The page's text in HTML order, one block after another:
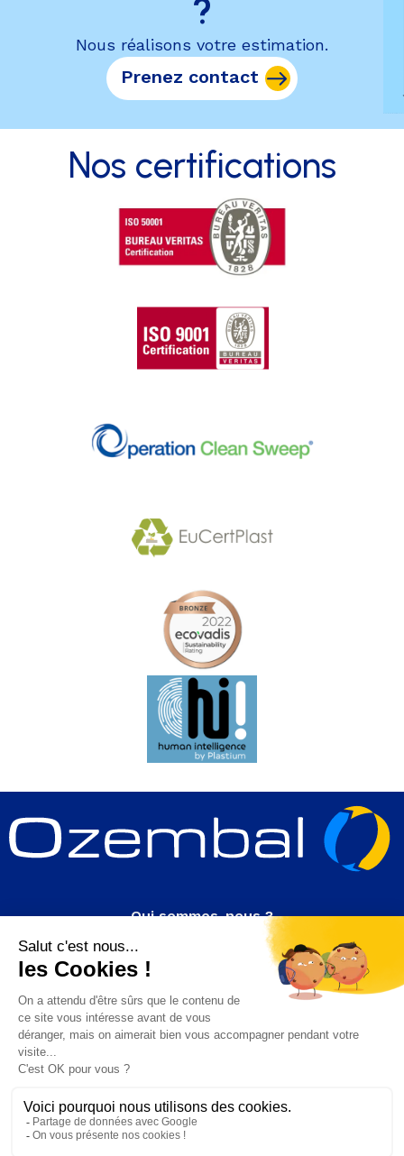
?
Nous réalisons votre estimation.
Prenez contact
Nos certifications
Qui sommes-nous ?
Nos produits
PET
Suivez nous!
sur Linkedin